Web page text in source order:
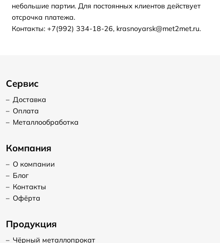
небольшие партии. Для постоянных клиентов действует
отсрочка платежа.
Контакты: +7(992) 334-18-26, krasnoyarsk@met2met.ru.
Сервис
– Доставка
– Оплата
– Металлообработка
Компания
– О компании
– Блог
– Контакты
– Офёрта
Продукция
– Чёрный металлопрокат